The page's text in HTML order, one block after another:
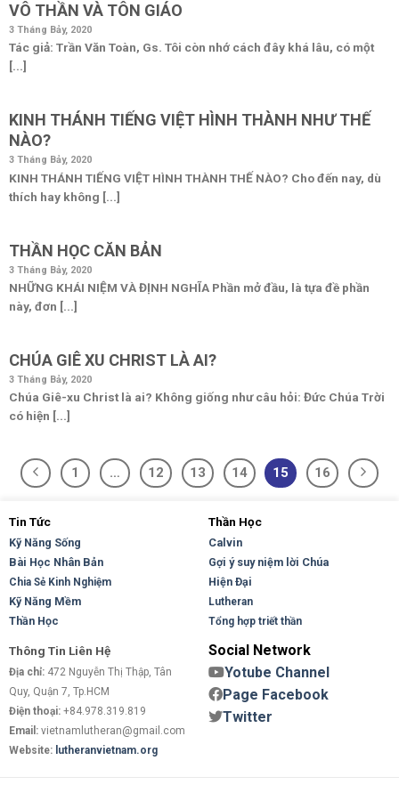
VÔ THẦN VÀ TÔN GIÁO
3 Tháng Bảy, 2020
Tác giả: Trần Văn Toàn, Gs. Tôi còn nhớ cách đây khá lâu, có một
[...]
KINH THÁNH TIẾNG VIỆT HÌNH THÀNH NHƯ THẾ
NÀO?
3 Tháng Bảy, 2020
KINH THÁNH TIẾNG VIỆT HÌNH THÀNH THẾ NÀO? Cho đến nay, dù
thích hay không [...]
THẦN HỌC CĂN BẢN
3 Tháng Bảy, 2020
NHỮNG KHÁI NIỆM VÀ ĐỊNH NGHĨA Phần mở đầu, là tựa đề phần
này, đơn [...]
CHÚA GIÊ XU CHRIST LÀ AI?
3 Tháng Bảy, 2020
Chúa Giê-xu Christ là ai? Không giống như câu hỏi: Đức Chúa Trời
có hiện [...]
1 … 12 13 14 15 16
Tin Tức
Kỹ Năng Sống
Bài Học Nhân Bản
Chia Sẻ Kinh Nghiệm
Kỹ Năng Mềm
Thần Học
Thần Học
Calvin
Gợi ý suy niệm lời Chúa
Hiện Đại
Lutheran
Tổng hợp triết thần
Thông Tin Liên Hệ
Địa chỉ: 472 Nguyễn Thị Thập, Tân
Quy, Quận 7, Tp.HCM
Điện thoại: +84.978.319.819
Email: vietnamlutheran@gmail.com
Website: lutheranvietnam.org
Social Network
Yotube Channel
Page Facebook
Twitter